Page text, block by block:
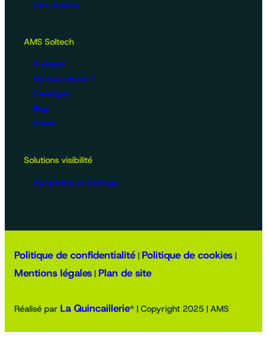
Certifications
AMS Soltech
À propos
Où nous trouver ?
Catalogue
Blog
Presse
Solutions visibilité
Gyrophares et éclairage
Politique de confidentialité | Politique de cookies |
Mentions légales | Plan de site
Réalisé par La Quincaillerie® | Copyright 2025 | AMS